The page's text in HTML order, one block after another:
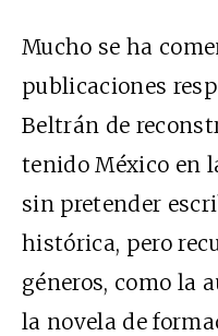
Mucho se ha
publicaciones
Beltrán de
tenido México en
sin pretender
histórica, pero
géneros, como la
la novela de